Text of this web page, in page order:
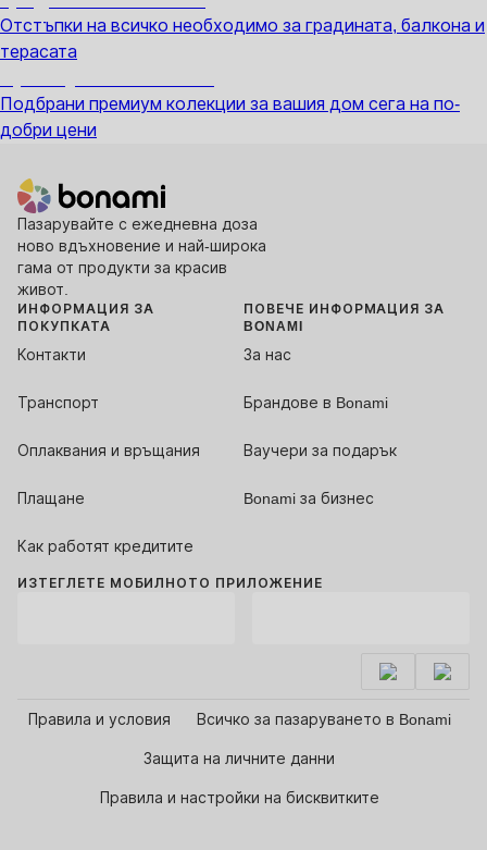
Отстъпки на всичко необходимо за градината, балкона и
терасата
Подбрани премиум колекции за вашия дом сега на по-
добри цени
Пазарувайте с ежедневна доза
ново вдъхновение и най-широка
гама от продукти за красив
живот.
ИНФОРМАЦИЯ ЗА
ПОКУПКАТА
Контакти
Транспорт
Оплаквания и връщания
Плащане
Как работят кредитите
ПОВЕЧЕ ИНФОРМАЦИЯ ЗА
BONAMI
За нас
Брандове в Bonami
Ваучери за подарък
Bonami за бизнес
ИЗТЕГЛЕТЕ МОБИЛНОТО ПРИЛОЖЕНИЕ
Правила и условия Всичко за пазаруването в Bonami
Защита на личните данни
Правила и настройки на бисквитките